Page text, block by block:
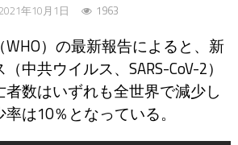
年10月1日 1963
）の最新報告によると、新
中共ウイルス、SARS-CoV-2）
数はいずれも全世界で減少し
は10％となっている。